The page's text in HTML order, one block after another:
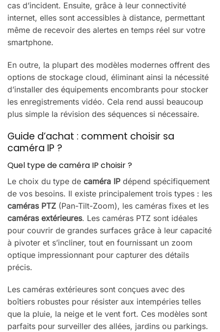
cas d’incident. Ensuite, grâce à leur connectivité
internet, elles sont accessibles à distance, permettant
même de recevoir des alertes en temps réel sur votre
smartphone.
En outre, la plupart des modèles modernes offrent des
options de stockage cloud, éliminant ainsi la nécessité
d’installer des équipements encombrants pour stocker
les enregistrements vidéo. Cela rend aussi beaucoup
plus simple la révision des séquences si nécessaire.
Guide d’achat : comment choisir sa
caméra IP ?
Quel type de caméra IP choisir ?
Le choix du type de caméra IP dépend spécifiquement
de vos besoins. Il existe principalement trois types : les
caméras PTZ (Pan-Tilt-Zoom), les caméras fixes et les
caméras extérieures. Les caméras PTZ sont idéales
pour couvrir de grandes surfaces grâce à leur capacité
à pivoter et s’incliner, tout en fournissant un zoom
optique impressionnant pour capturer des détails
précis.
Les caméras extérieures sont conçues avec des
boîtiers robustes pour résister aux intempéries telles
que la pluie, la neige et le vent fort. Ces modèles sont
parfaits pour surveiller des allées, jardins ou parkings.